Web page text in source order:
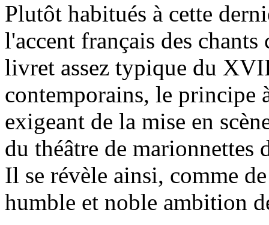
Plutôt habitués à cette
l'accent français des
livret assez typique du
contemporains, le principe
exigeant de la mise en
du théâtre de marionnettes
Il se révèle ainsi, comme
humble et noble ambition